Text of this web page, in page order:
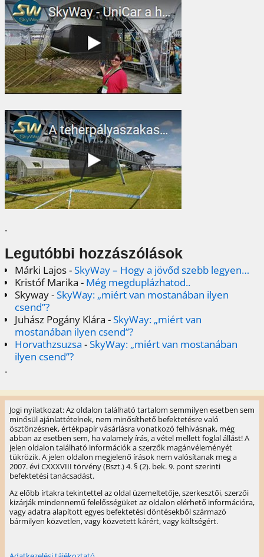
.
Legutóbbi hozzászólások
Márki Lajos-SkyWay – Hogy a jövőd szebb legyen…
Kristóf Marika - Még megduplázhatod..
Skyway-SkyWay: „miért van mostanában ilyen
csend”?
Juhász Pogány Klára -SkyWay: „miért van
mostanában ilyen csend”?
Horvathzsuzsa -SkyWay: „miért van mostanában
ilyen csend”?
.
Jogi nyilatkozat: Az oldalon található tartalom semmilyen esetben sem
minősül ajánlattételnek, nem minősíthető befektetésre való
ösztönzésnek, értékpapír vásárlásra vonatkozó felhívásnak, még
abban az esetben sem, ha valamely írás, a vétel mellett foglal állást! A
jelen oldalon található információk a szerzők magánvéleményét
tükrözik. A jelen oldalon megjelenő írások nem valósítanak meg a
2007. évi CXXXVIII törvény (Bszt.) 4. § (2). bek. 9. pont szerinti
befektetési tanácsadást.
Az előbb írtakra tekintettel az oldal üzemeltetője, szerkesztői, szerzői
kizárják mindennemű felelősségüket az oldalon elérhető információra,
vagy adatra alapított egyes befektetési döntésekből származó
bármilyen közvetlen, vagy közvetett kárért, vagy költségért.